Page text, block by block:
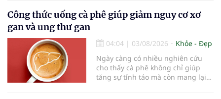
triệu người trên thế giới đang
sống chung với bệnh, trong đó
70% trường hợp.
Công thức uống cà phê giúp giảm nguy cơ xơ
gan và ung thư gan
04:04 | 03/08/2026
Khỏe - Đẹp
Ngày càng có nhiều nghiên cứu
cho thấy cà phê không chỉ giúp
tăng sự tỉnh táo mà còn mang lại